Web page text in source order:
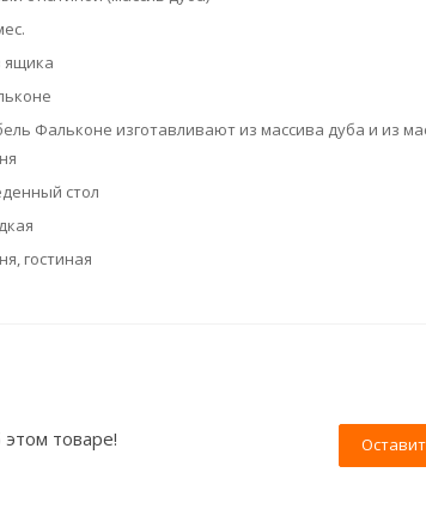
ящика
Фальконе изготавливают из массива дуба и из
стол
гостиная
товаре!